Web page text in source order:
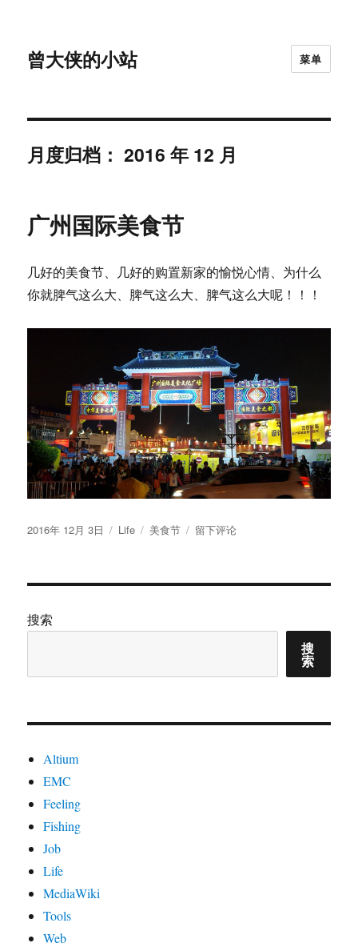
曾大侠的小站 菜单
月度归档：2016 年 12 月
广州国际美食节
几好的美食节、几好的购置新家的愉悦心情、为什么
你就脾气这么大、脾气这么大、脾气这么大呢！！！
发
2016年 12月 3日
分
Life
标
美食节
于
国
食
留下评论
搜索
搜
索
Altium
EMC
Feeling
Fishing
Job
Life
MediaWiki
Tools
Web